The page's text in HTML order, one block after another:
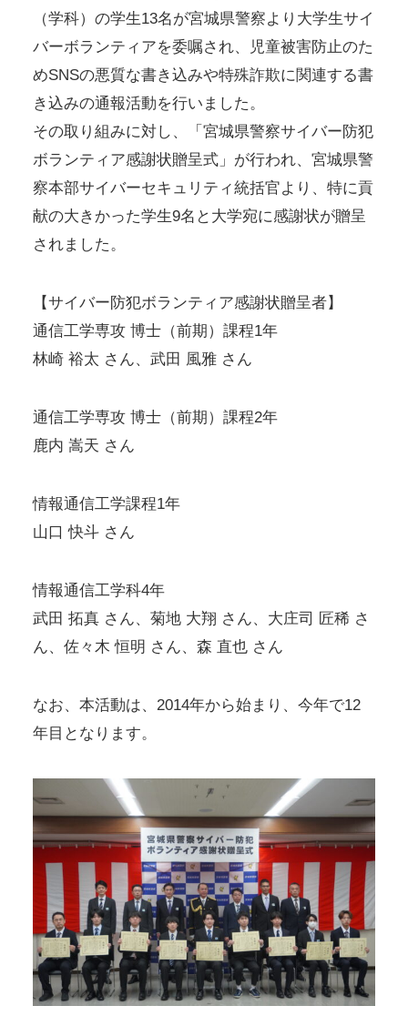
（学科）の学生13名が宮城県警察より大学生サイ
バーボランティアを委嘱され、児童被害防止のた
めSNSの悪質な書き込みや特殊詐欺に関連する書
き込みの通報活動を行いました。
その取り組みに対し、「宮城県警察サイバー防犯
ボランティア感謝状贈呈式」が行われ、宮城県警
察本部サイバーセキュリティ統括官より、特に貢
献の大きかった学生9名と大学宛に感謝状が贈呈
されました。
【サイバー防犯ボランティア感謝状贈呈者】
通信工学専攻 博士（前期）課程1年
林崎 裕太 さん、武田 風雅 さん
通信工学専攻 博士（前期）課程2年
鹿内 嵩天 さん
情報通信工学課程1年
山口 快斗 さん
情報通信工学科4年
武田 拓真 さん、菊地 大翔 さん、大庄司 匠稀 さ
ん、佐々木 恒明 さん、森 直也 さん
なお、本活動は、2014年から始まり、今年で12
年目となります。